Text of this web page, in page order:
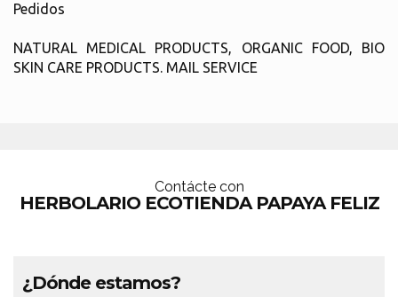
Pedidos
NATURAL MEDICAL PRODUCTS, ORGANIC FOOD, BIO
SKIN CARE PRODUCTS. MAIL SERVICE
Contácte con
HERBOLARIO ECOTIENDA PAPAYA FELIZ
¿Dónde estamos?